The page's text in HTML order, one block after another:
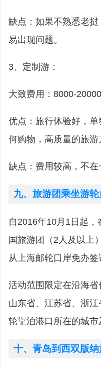
缺点：如果不熟悉老
易出现问题。
3、定制游：
大致费用：8000-20000
优点：旅行体验好，
何购物，高质量的旅游
缺点：费用较高，不
九、旅游团乘坐游轮
自2016年10月1日起
国旅游团（2人及以上
从上海邮轮口岸免办
活动范围限定在沿海
山东省、江苏省、浙
轮靠泊港口所在的城
十、青岛到西双版纳